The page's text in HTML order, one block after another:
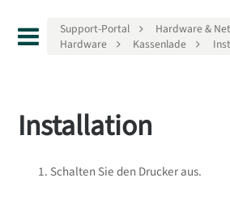
Support-Portal
Hardware &
Hardware
Kassenlade
Installation
Schalten Sie den Drucker aus.